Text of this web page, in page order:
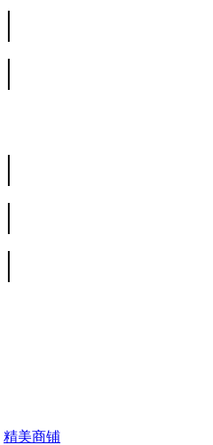
|
|
|
|
|
精美商铺